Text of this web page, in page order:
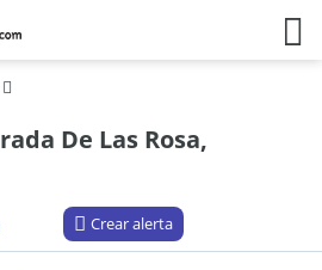
De Las Rosa,
Crear alerta